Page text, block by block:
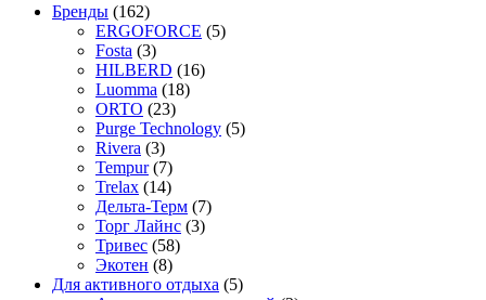
Бренды 162162
товара
ERGOFORCE 55
Fosta 33
товара
HILBERD 1616
Luomma 1818
ORTO 2323
товара
Purge Technology 55
Rivera 33
товара
Tempur 77
товаров
Trelax 1414
товаров
Дельта-Терм 77
Торг Лайнс 33
Тривес 5858
Экотен 88
товаров
Для активного отдыха 55